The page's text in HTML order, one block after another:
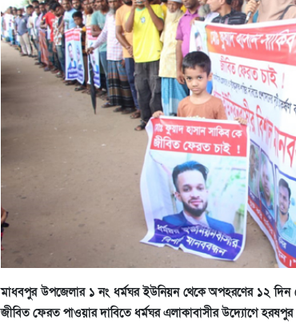
‎মাধবপুর উপজেলার ১ নং ধর্মঘর ইউনিয়ন থেকে অপহরণের ১২ দিন
জীবিত ফেরত পাওয়ার দাবিতে ধর্মঘর এলাকাবাসীর উদ্যোগে